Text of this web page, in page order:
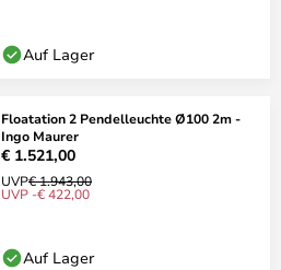
Auf Lager
Floatation 2 Pendelleuchte Ø100 2m -
Ingo Maurer
€ 1.521,00
UVP€ 1.943,00
UVP -€ 422,00
Auf Lager